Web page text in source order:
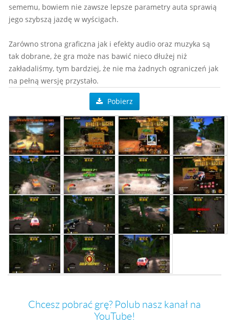
sememu, bowiem nie zawsze lepsze parametry auta sprawią
jego szybszą jazdę w wyścigach.
Zarówno strona graficzna jak i efekty audio oraz muzyka są
tak dobrane, że gra może nas bawić nieco dłużej niż
zakładaliśmy, tym bardziej, że nie ma żadnych ograniczeń jak
na pełną wersję przystało.
Pobierz
Chcesz pobrać grę? Polub nasz kanał na
YouTube!